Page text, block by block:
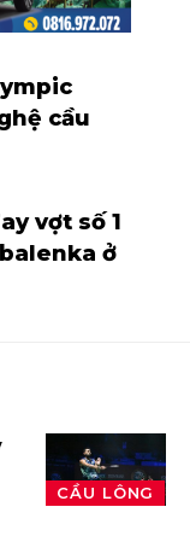
cầu
vợt số 1
ở
CẦU LÔNG